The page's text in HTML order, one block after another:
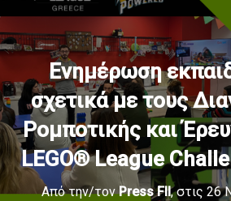
Eνημέρωση
σχετικά με τους
Ρομποτικής και
LEGO® League
Από την/τονPress Fll, στις 26